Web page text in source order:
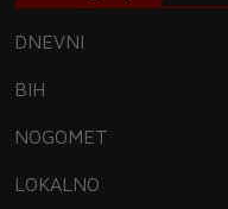
DNEVNI
BIH
NOGOMET
LOKALNO